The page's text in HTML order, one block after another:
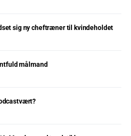
sig ny cheftræner til kvindeholdet
målmand